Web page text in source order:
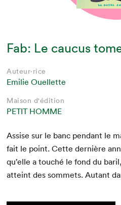
Fab: Le caucus
Auteur·rice
Emilie Ouellette
Maison d'édition
PETIT HOMME
Assise sur le banc pen­dant le
fait le point. Cette dernière
qu’elle a touché le fond du
atteint des som­mets. Autant